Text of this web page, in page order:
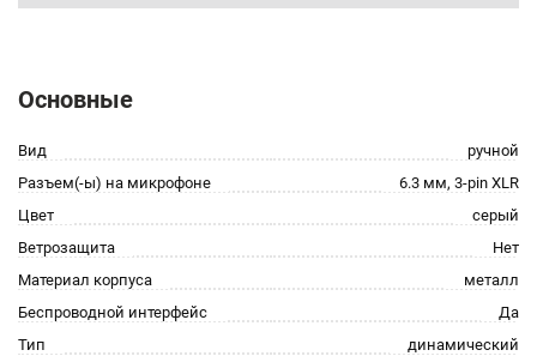
Основные
Вид
ручной
Разъем(-ы) на микрофоне
6.3 мм, 3-pin XLR
Цвет
серый
Ветрозащита
Нет
Материал корпуса
металл
Беспроводной интерфейс
Да
Тип
динамический